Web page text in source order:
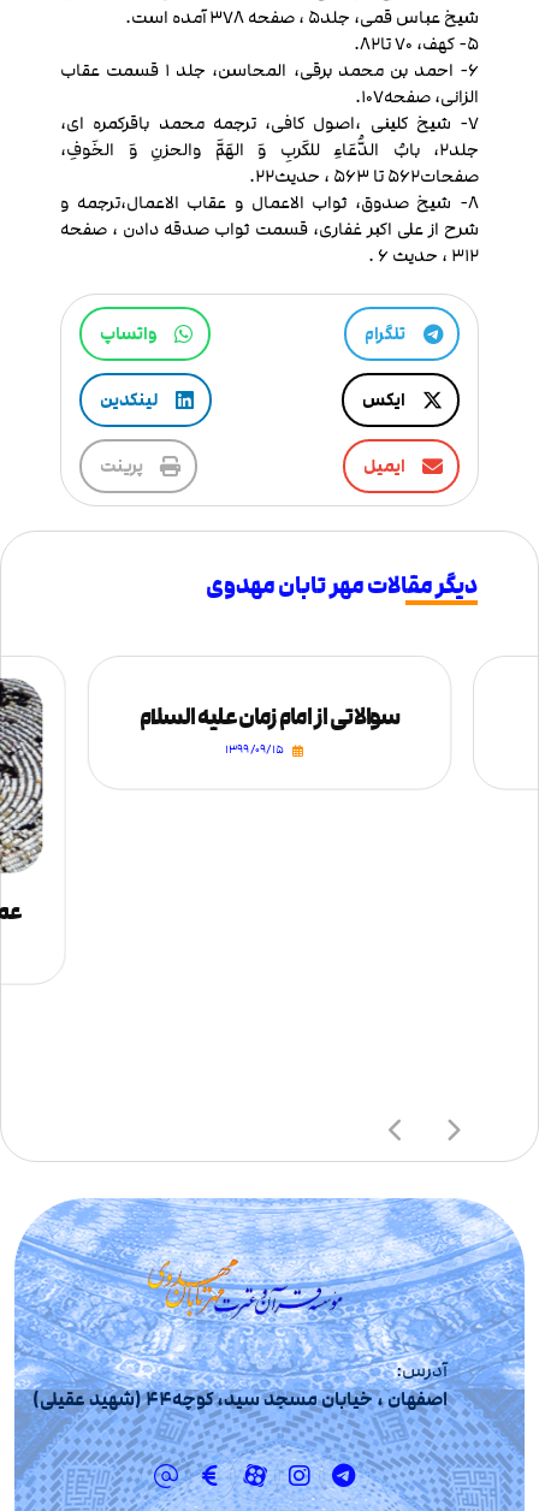
شیخ عباس قمی، جلد5 ، صفحه 378 آمده است.
5- کهف، 70 تا82.
6- احمد بن محمد برقی، المحاسن، جلد 1 قسمت عقاب
الزانی، صفحه107.
7- شیخ کلینی ،اصول کافی، ترجمه محمد باقرکمره ای،
جلد2، بابُ الدُّعَاءِ للکَربِ وَ الهَمَّ والحزنِ وَ الخَوفِ،
صفحات562 تا 563 ، حدیث22.
8- شیخ صدوق، ثواب الاعمال و عقاب الاعمال،ترجمه و
شرح از علی اکبر غفاری، قسمت ثواب صدقه دادن ، صفحه
312 ، حدیث 6 .
تلگرام واتساپ
ایکس لینکدین
ایمیل پرینت
دیگر مقالات مهر تابان مهدوی
سوالاتی از امام زمان علیه السلام
۱۳۹۹/۰۹/۱۵
آدرس:
اصفهان ، خیابان مسجد سید، کوچه44 (شهید عقیلی)